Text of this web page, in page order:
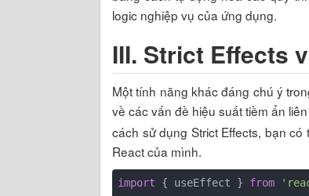
logic nghiệp vụ của ứng dụng.
III. Strict Effects
Một tính năng khác đáng chú ý
về các vấn đề hiệu suất tiềm ẩn
cách sử dụng Strict Effects, bạn
React của mình.
import { useEffect } from